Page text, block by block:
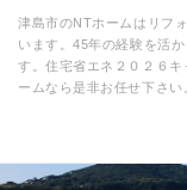
津島市のNTホームはリフ
います。45年の経験を活
す。住宅省エネ２０２６
ームなら是非お任せ下さい